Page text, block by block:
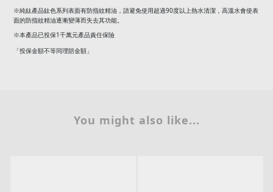
※純鈦產品鈦色系列表面有防指紋精油，請避免使用超過90度以上熱水清潔，高溫水會使表
面的防指紋精油逐漸變薄而失去其功能。
※本產品已投保1千萬元產品責任保險
「投保金額不等同理賠金額」
You might also like...